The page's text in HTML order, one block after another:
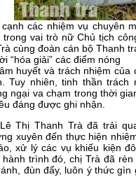
cạnh các nhiệm vụ chuyên
trong vai trò nữ Chủ tịch
cùng đoàn cán bộ Thanh
“hóa giải” các điểm nóng
huyết và trách nhiệm của
Tuy nhiên, tinh thần
ngại va chạm trong thời
đáng được ghi nhận.
Thị Thanh Trà đã trải
xuyên đến thực hiện
xử lý các vụ khiếu kiện
hành trình đó, chị Trà đã
đùn đẩy, luôn ý thức